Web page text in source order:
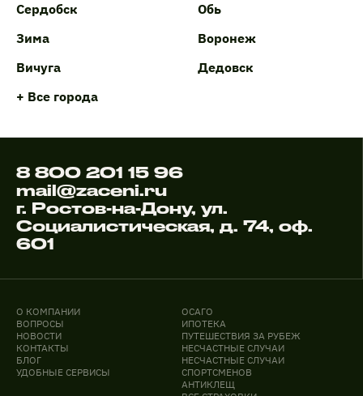
Сердобск
Обь
Зима
Воронеж
Вичуга
Дедовск
+ Все города
8 800 201 15 96
mail@zaceni.ru
г. Ростов-на-Дону, ул.
Социалистическая, д. 74, оф.
601
О КОМПАНИИ
ВОПРОСЫ
НОВОСТИ
КОНТАКТЫ
БЛОГ
УДОБНЫЕ СЕРВИСЫ
ОСАГО
ИПОТЕКА
ПУТЕШЕСТВИЯ ЗА РУБЕЖ
НЕСЧАСТНЫЕ СЛУЧАИ
НЕСЧАСТНЫЕ СЛУЧАИ
СПОРТСМЕНОВ
АНТИКЛЕЩ